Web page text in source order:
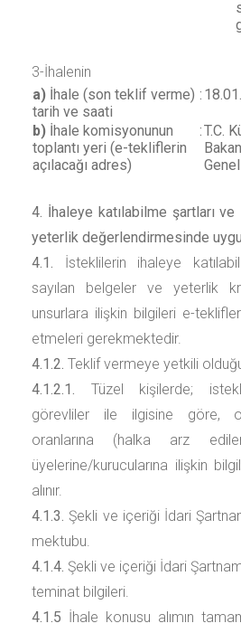
3-İhalenin
a) İhale (son teklif verme)
tarih ve saati
:
b) İhale komisyonunun
toplantı yeri (e-tekliflerin
açılacağı adres)
:T.C.
4. İhaleye katılabilme şartları
yeterlik değerlendirmesinde
4.1. İsteklilerin ihaleye
sayılan belgeler ve yeterlik
unsurlara ilişkin bilgileri e-
etmeleri gerekmektedir.
4.1.2. Teklif vermeye yetkili
4.1.2.1. Tüzel kişilerde;
görevliler ile ilgisine göre,
oranlarına (halka arz
üyelerine/kurucularına ilişkin
alınır.
4.1.3. Şekli ve içeriği İdari
mektubu.
4.1.4. Şekli ve içeriği İdari
teminat bilgileri.
4.1.5 İhale konusu alımın